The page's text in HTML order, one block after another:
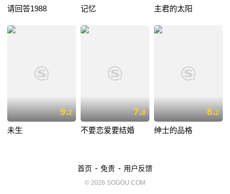
请回答1988 记忆 主君的太阳
9.2
未生
7.8
不要恋爱要结婚
8.2
绅士的品格
首页 - 免责 - 用户反馈
© 2026 SOGOU.COM